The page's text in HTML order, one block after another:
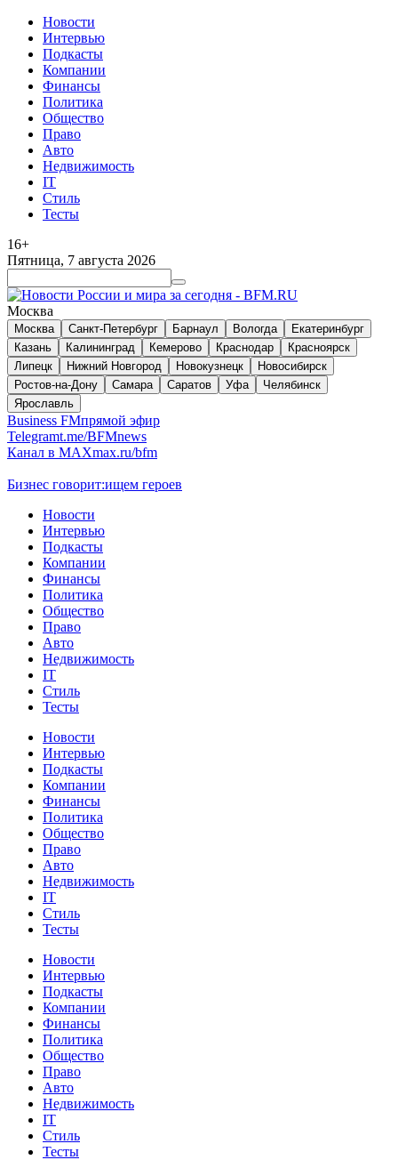
Новости
Интервью
Подкасты
Компании
Финансы
Политика
Общество
Право
Авто
Недвижимость
IT
Стиль
Тесты
16+
Пятница, 7 августа 2026
Москва
Москва Санкт-Петербург Барнаул Вологда
Екатеринбург
Казань
Калининград Кемерово Краснодар
Красноярск
Липецк
Нижний Новгород Новокузнецк
Новосибирск
Ростов-на-Дону
Самара Саратов Уфа
Челябинск
Ярославль
Business FMпрямой эфир
Telegramt.me/BFMnews
Канал в MAXmax.ru/bfm
Бизнес говорит:ищем героев
Новости
Интервью
Подкасты
Компании
Финансы
Политика
Общество
Право
Авто
Недвижимость
IT
Стиль
Тесты
Новости
Интервью
Подкасты
Компании
Финансы
Политика
Общество
Право
Авто
Недвижимость
IT
Стиль
Тесты
Новости
Интервью
Подкасты
Компании
Финансы
Политика
Общество
Право
Авто
Недвижимость
IT
Стиль
Тесты